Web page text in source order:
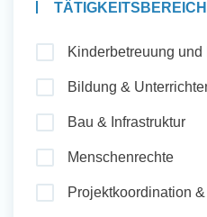
Kinderbetreuung und
Bildung &
Bau & Infrastruktur
Menschenrechte
Projektkoordination